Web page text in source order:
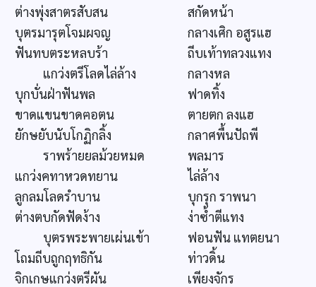
ต่างพุ่งสาตรสับสน
สกัดหน้า
บุตรมารุตโจมผจญ
กลางเศิก อสูรแฮ
ฟันทบตระหลบร้า
ถีบเท้าทลวงแทง
แกว่งตรีโลดไล่ล้าง
กลางหล
บุกบั่นฝ่าฟันพล
ฟาดทิ้ง
ขาดแขนขาดฅอตน
ตายตก ลงแฮ
ยักษยับนับโกฏิกลิ้ง
กลาศพื้นปัถพี
ราพร้ายยลม้วยหมด
พลมาร
แกว่งคทาหวดทยาน
ไล่ล้าง
ลูกลมโลดรำบาน
บุกรุก ราพนา
ต่างตบกัดฟัดง้าง
ง่าซ้ำตีแทง
บุตรพระพายเผ่นเข้า
ฟอนฟัน แทตยนา
โถมถีบถูกฤทธิกัน
ท่าวดิ้น
จิกเกษแกว่งตรีผัน
เพียงจักร